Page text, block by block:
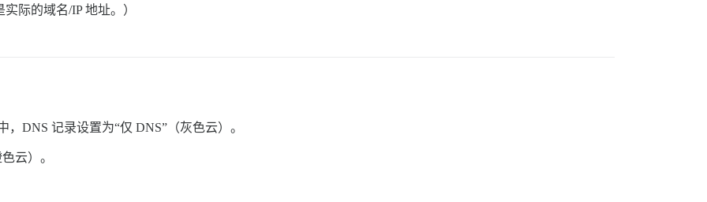
际的域名/IP 地址。）
DNS 记录设置为“仅 DNS”（灰色云）。
云）。